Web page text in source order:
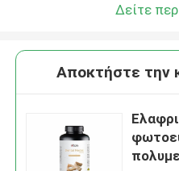
Δείτε
Αποκτήστε την